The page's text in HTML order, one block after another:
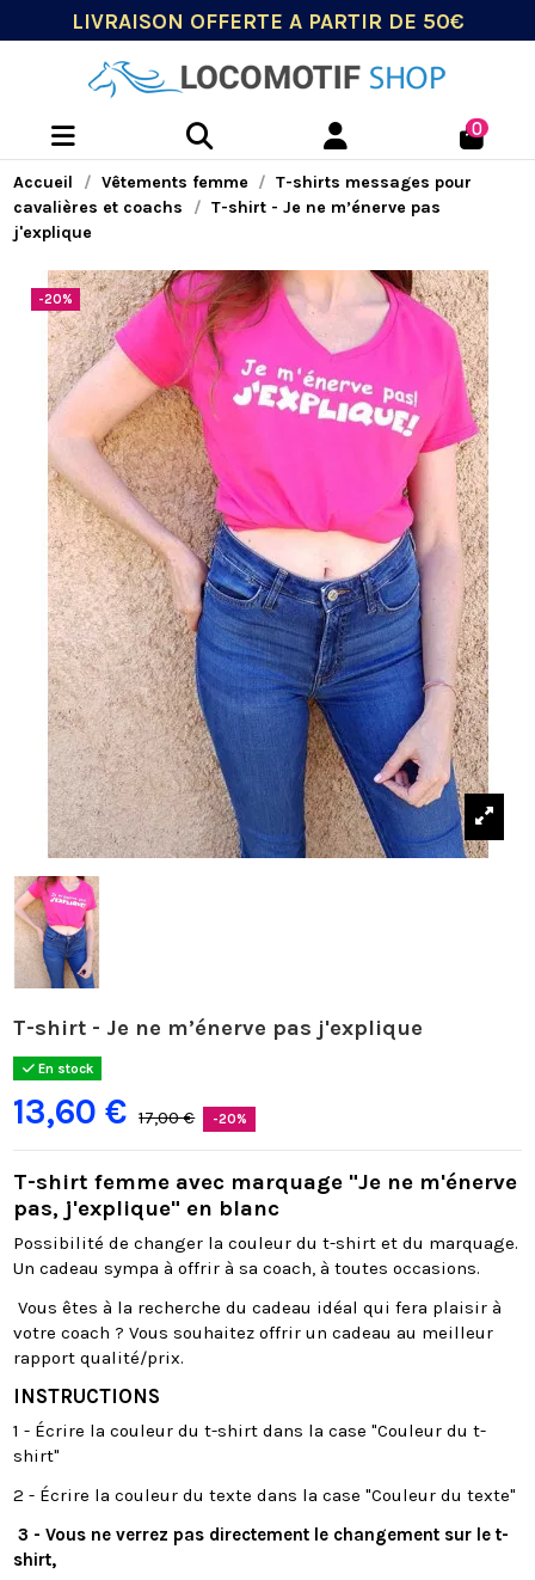
LIVRAISON OFFERTE A PARTIR DE 50€
0
Accueil Vêtements femme
T-shirts messages pour
cavalières et coachs
T-shirt - Je ne m’énerve pas
j'explique
-20%
T-shirt - Je ne m’énerve pas j'explique
En stock
13,60 € 17,00 € -20%
T-shirt femme avec marquage "Je ne m'énerve
pas, j'explique" en blanc
Possibilité de changer la couleur du t-shirt et du marquage.
Un cadeau sympa à offrir à sa coach, à toutes occasions.
Vous êtes à la recherche du cadeau idéal qui fera plaisir à
votre coach ? Vous souhaitez offrir un cadeau au meilleur
rapport qualité/prix.
INSTRUCTIONS
1 - Écrire la couleur du t-shirt dans la case "Couleur du t-
shirt"
2 - Écrire la couleur du texte dans la case "Couleur du texte"
3 - Vous ne verrez pas directement le changement sur le t-
shirt,